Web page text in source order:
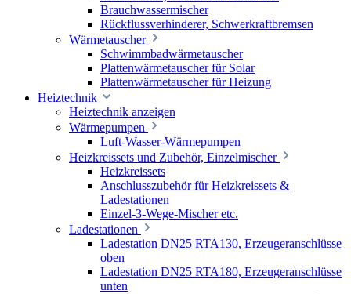
Brauchwassermischer
Rückflussverhinderer, Schwerkraftbremsen
Wärmetauscher
Schwimmbadwärmetauscher
Plattenwärmetauscher für Solar
Plattenwärmetauscher für Heizung
Heiztechnik
Heiztechnik anzeigen
Wärmepumpen
Luft-Wasser-Wärmepumpen
Heizkreissets und Zubehör, Einzelmischer
Heizkreissets
Anschlusszubehör für Heizkreissets &
Ladestationen
Einzel-3-Wege-Mischer etc.
Ladestationen
Ladestation DN25 RTA130, Erzeugeranschlüsse
oben
Ladestation DN25 RTA180, Erzeugeranschlüsse
unten